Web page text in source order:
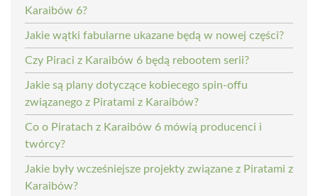
Karaibów 6?
Jakie wątki fabularne ukazane będą w nowej części?
Czy Piraci z Karaibów 6 będą rebootem serii?
Jakie są plany dotyczące kobiecego spin-offu
związanego z Piratami z Karaibów?
Co o Piratach z Karaibów 6 mówią producenci i
twórcy?
Jakie były wcześniejsze projekty związane z Piratami z
Karaibów?